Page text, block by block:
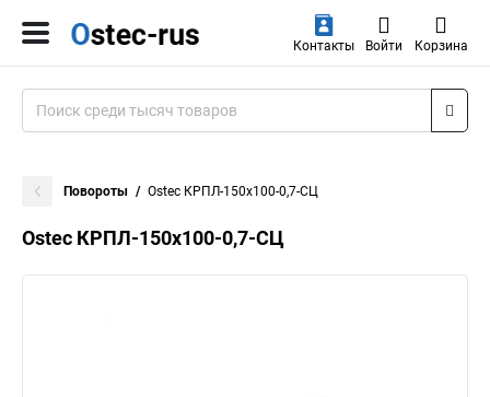
Контакты Войти Корзина
Повороты Ostec КРПЛ-150х100-0,7-СЦ
Ostec КРПЛ-150х100-0,7-СЦ